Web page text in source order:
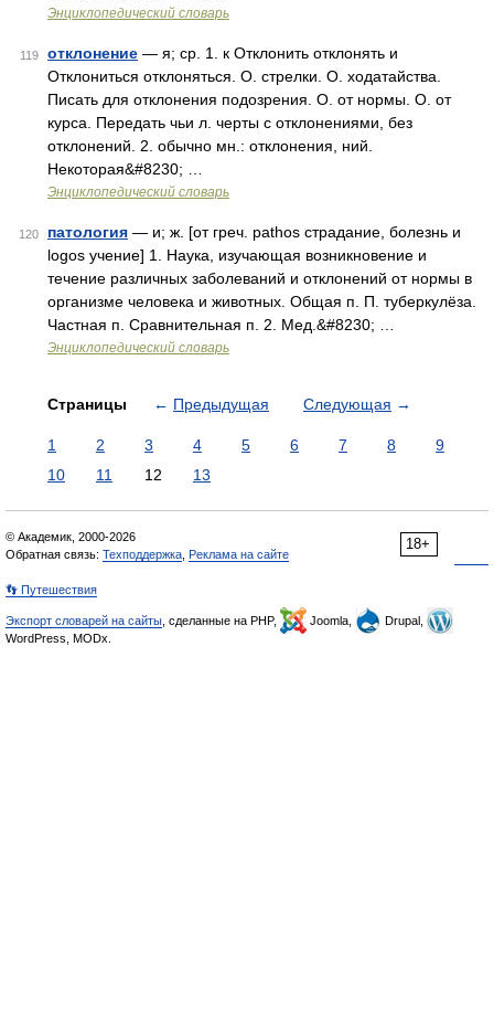
Энциклопедический словарь
119 отклонение — я; ср. 1. к Отклонить отклонять и
Отклониться отклоняться. О. стрелки. О. ходатайства.
Писать для отклонения подозрения. О. от нормы. О. от
курса. Передать чьи л. черты с отклонениями, без
отклонений. 2. обычно мн.: отклонения, ний.
Некоторая&#8230; …
Энциклопедический словарь
120 патология — и; ж. [от греч. pathos страдание, болезнь и
logos учение] 1. Наука, изучающая возникновение и
течение различных заболеваний и отклонений от нормы в
организме человека и животных. Общая п. П. туберкулёза.
Частная п. Сравнительная п. 2. Мед.&#8230; …
Энциклопедический словарь
Страницы ← Предыдущая Следующая →
1 2 3 4 5 6 7 8
9
10
11 12 13
18+
© Академик, 2000-2026
Обратная связь: Техподдержка Реклама на сайте
👣 Путешествия
Экспорт словарей на сайты , сделанные на PHP, Joomla,
Drupal,
WordPress, MODx.